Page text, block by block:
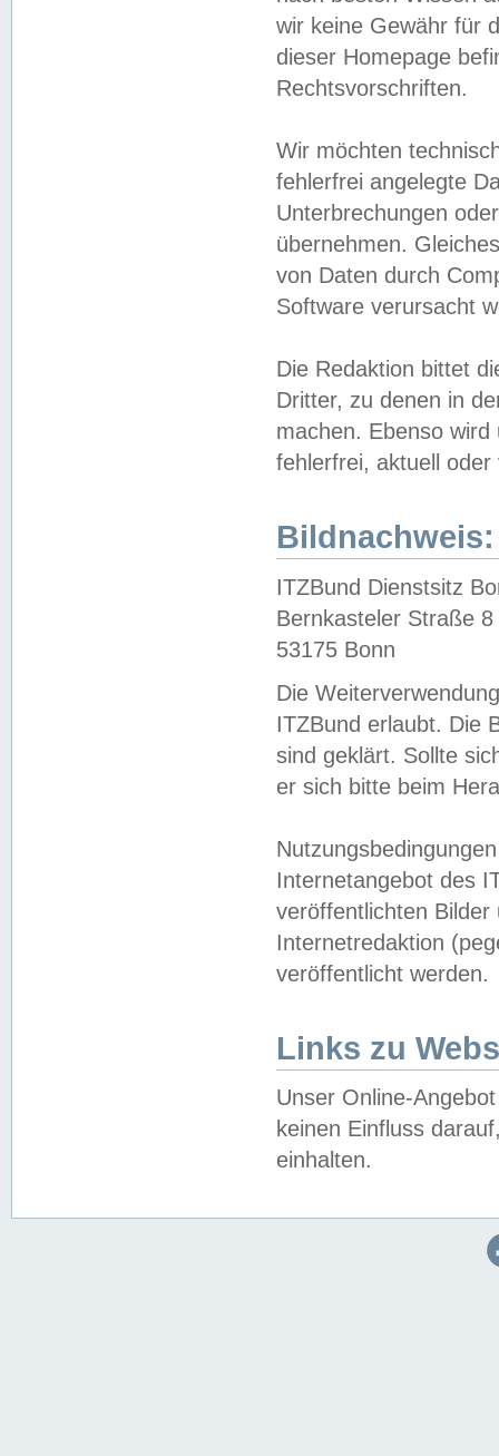
wir keine Gewähr für
dieser Homepage
Rechtsvorschriften.
Wir möchten
fehlerfrei angelegte
Unterbrechungen
übernehmen.
von Daten durch
Software verursacht
Die Redaktion bittet
Dritter, zu denen in
machen. Ebenso
fehlerfrei, aktuell oder
Bildnachweis:
ITZBund Dienstsitz
Bernkasteler Straße 8
53175 Bonn
Die
ITZBund erlaubt. Die
sind geklärt. Sollte
er sich bitte beim
Internetangebot des
veröffentlichten
Internetredaktion
veröffentlicht werden.
Links zu
Unser Online-
keinen Einfluss
einhalten.